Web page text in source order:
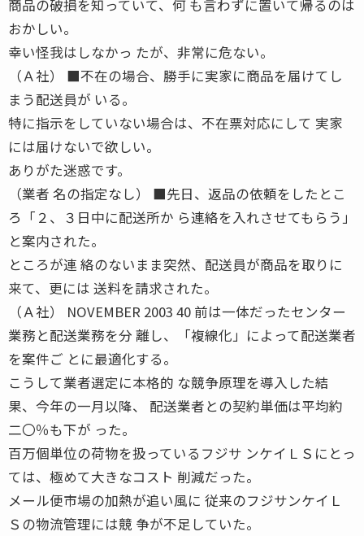
商品の破損を知っていて、何 も言わずに置いて帰るのは
おかしい。
幸い怪我はしなかっ たが、非常に危ない。
（Ａ社） ■不在の場合、勝手に実家に商品を届けてし
まう配送員が いる。
特に指示をしていない場合は、不在票対応にして 実家
には届けないで欲しい。
ありがた迷惑です。
（業者 名の指定なし） ■先日、返品の依頼をしたとこ
ろ「２、３日中に配送所か ら連絡を入れさせてもらう」
と案内された。
ところが連 絡のないまま突然、配送員が商品を取りに
来て、更には 送料を請求された。
（Ａ社） NOVEMBER 2003 40 前は一体だったセンター
業務と配送業務を分 離し、「複線化」によって配送業者
を案件ご とに最適化する。
こうして業者選定に本格的 な競争原理を導入した結
果、今年の一月以降、 配送業者との契約単価は平均約
二〇％も下が った。
百万個単位の荷物を扱っているフジサ ンケイＬＳにとっ
ては、極めて大きなコスト 削減だった。
メール便市場の加熱が追い風に 従来のフジサンケイＬ
Ｓの物流管理には競 争が不足していた。